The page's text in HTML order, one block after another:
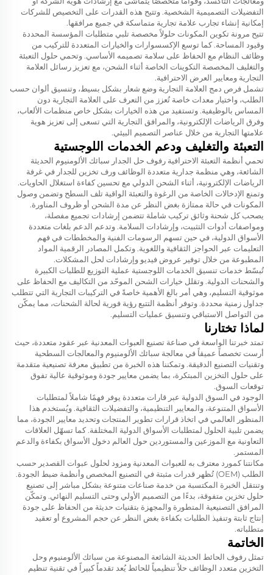
التفضيلات التصميمية الشخصية. وتتيح هذه القدرات على التخصيص للشركات
إمكانية إنشاء تجارب علامة تجارية متماسكة في جميع مرافقها.
تتيح مرونة تكوين المكونات حلولاً مخصصة تلبي متطلبات المؤسسة المحددة
وقيود المساحة. كما توسع الإكسسوارات والخيارات المتعددة للتركيب من
وظائف النظام مع الحفاظ على سلامة تصميمه الأساسي. وتحمي حلول التعبئة
والتغليف المخصصة التكوينات الخاصة أثناء الشحن، مع تعزيز رسائل العلامة
التجارية ومعايير العرض الاحترافية.
تشمل فرص دمج العلامة التجارية وضع شعار بشكل بسيط، وتنسيق ألوان حسب
الطلب، واختيار معدات خاصة تُعزز من التعرف على العلامة التجارية دون
المساس بالوظيفية. وتستفيد من هذه الخيارات بشكل خاص منظمات الألعاب،
وفرق الرياضات الإلكترونية، والمرافق التجارية التي تسعى إلى تعزيز هوية
علامتها التجارية من خلال عناصر التصميم البيئي.
التعبئة والتغليف ودعم الخدمات اللوجستية
تحمي أنظمة التعبئة الاحترافية رفوف حل الجدار سبائك الألومنيوم الحديثة
الشائعة، وهي منظمة جدارية متعددة الوظائف ورف تخزين للجدار في غرفة
الرياضات الإلكترونية، أثناء الشحن الدولي مع تحسين كفاءة استغلال الحاويات.
وتمنع الإدخالات الخاصة من الرغوة والتعبئة الواقية تلف السطح وتضمن وصول
المكونات في حالة ممتازة بغض النظر عن مدة الشحن أو ظروف المناورة.
يصحب كل شحنة وثائق تركيب شاملة تتضمن إرشادات تجميع مفصلة،
ومواصفات أدوات التثبيت، وإرشادات السلامة. وتدعم الدعم بلغات متعددة
الأسواق الدولية، في حين تسهم الرسومات الفنية والمخططات في فهم
التعليمات عبر الحواجز الثقافية واللغوية. وتكمل المصادر الرقمية المواد
المطبوعة من خلال توفير عروض فيديو وإرشادات لحل المشكلات.
تُبسّط خدمات تنسيق الخدمات اللوجستية عملية التوزيع للطلبات الكبيرة
والشحنات الدولية. وتقلل خيارات الشحن الموحّد من التكاليف مع الحفاظ على
موثوقية التسليم، وهي أمر بالغ الأهمية خاصةً في التركيبات التجارية التي تتطلب
جداول زمنية محددة. وتوفر أنظمة التتبع رؤية فورية لحالة الشحنات، مما يمكّن
من التواصل الاستباقي وتنسيق عمليات التسليم.
لماذا تختارنا
تمتد خبرتنا الواسعة في صناعة تصنيع العبوات المعدنية عبر عقود متعددة، حيث
أرست تخصصاً عميقاً في معالجة سبائك الألومنيوم والمعالجات السطحية
وتقنيات التصنيع الدقيقة. وتمكننا هذه الخبرة من تطبيق معرفة تصنيعية متقدمة
على حلول التخزين المبتكرة، بما يضمن معايير جودة وموثوقية عالية تفوق
توقعات السوق.
الوجود في السوق الدولية عبر قارات متعددة يوفر فهمًا شاملاً لمتطلبات
الأسواق المتنوعة، والمعايير التنظيمية، والتفضيلات الثقافية. ويُستخدم هذا
المنظور العالمي في اتخاذ قرارات تطوير المنتجات وتحديد معايير الجودة، مما
يضمن تلبية الحلول لمتطلبات الأسواق الدولية المختلفة. كما تسهّل العلاقات
التعاونية مع الموزعين والمستوردين حول العالم دخول الأسواق بكفاءة والدعم
المستمر.
مكانتنا كمورد معترف به للعبوات المعدنية ومزود لحلول عبوات القصدير حسب
الطلب (OEM) تُظهر قدرات مثبتة في التصنيع المخصص وأنظمة ضبط الجودة.
وتنتقل الخبرة المكتسبة من خدمة صناعات متنوعة بشكل مباشر إلى تصنيع
حلول تخزين متفوقة، بدءًا من التصميم الأولي وحتى التسليم النهائي. وتمكّن
المرافق التصنيعية المتطورة والمجهزة بتقنيات حديثة من الحفاظ على جودة
إنتاج ثابتة وتنفيذ الطلبات بكفاءة بغض النظر عن حجم المشروع أو تعقيد
متطلباته.
الخاتمة
تمثل رفوف الحائط الحديثة الشائعة المصنوعة من سبائك الألومنيوم وحل
التخزين متعدد الوظائف حلاً تنظيمياً للحائط يُعد تقدماً كبيراً في تقنية تنظيم